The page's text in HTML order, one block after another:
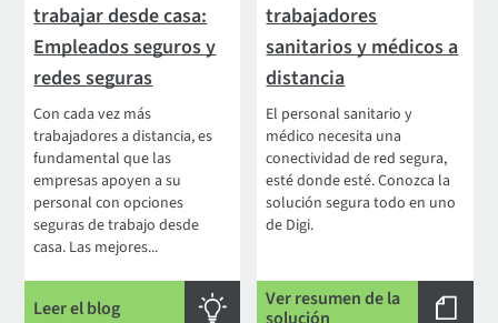
trabajar desde casa:
Empleados seguros y
redes seguras
Con cada vez más
trabajadores a distancia, es
fundamental que las
empresas apoyen a su
personal con opciones
seguras de trabajo desde
casa. Las mejores...
Leer el blog
trabajadores
sanitarios y médicos a
distancia
El personal sanitario y
médico necesita una
conectividad de red segura,
esté donde esté. Conozca la
solución segura todo en uno
de Digi.
Ver resumen de la